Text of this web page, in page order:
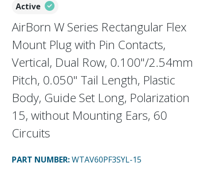
Active
AirBorn W Series Rectangular Flex
Mount Plug with Pin Contacts,
Vertical, Dual Row, 0.100"/2.54mm
Pitch, 0.050" Tail Length, Plastic
Body, Guide Set Long, Polarization
15, without Mounting Ears, 60
Circuits
PART NUMBER:WTAV60PF3SYL-15